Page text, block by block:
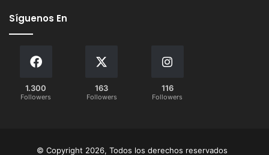
Síguenos En
1.300
Followers
163
Followers
116
Followers
© Copyright 2026, Todos los derechos reservados